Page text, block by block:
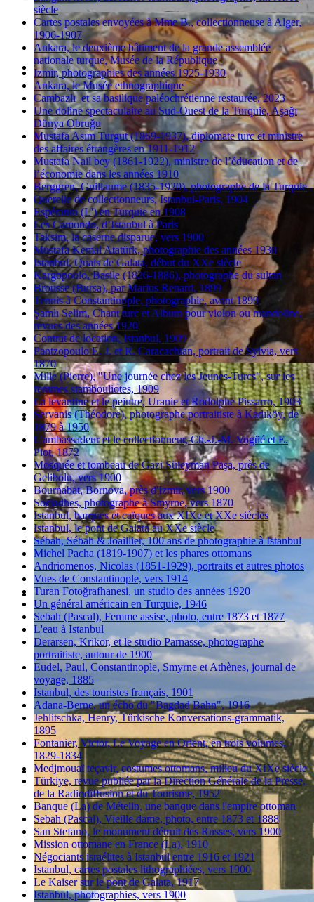
siècle
Cartes postales envoyées à Mme B., collectionneuse à Alger,
1906-1907
Ankara, le deuxième bâtiment de la grande assemblée
nationale turque, Musée de la République
Izmir, photographies des années 1925-1930
Ankara, le Musée ethnographique
Cambazlı et sa basilique paléochrétienne restaurée, 2023
Une doline spectaculaire au Sud-Ouest de la Turquie, Aşağı
Dünya Obruğu
Mustafa Asım Turgut (1869-1937), diplomate turc et ministre
des affaires étrangères en 1911-1912
Mustafa Nail bey (1861-1922), ministre de l’éducation et de
l’économie dans les années 1910
Berggren, Guillaume (1835-1920), photographe de la Turquie
Querelle de collectionneurs, Istanbul-Paris, 1904
Espéranto (L') en Turquie en 1908
Les Camondo, d’Istanbul à Paris
Taksim, la caserne disparue, vers 1900
Mustafa Kemal Atatürk, photographie des années 1930
Istanbul, Quais de Galata, début du XXe siècle
Kargopoulo, Basile (1826-1886), photographe du sultan
Brousse (Bursa), par Marius Renard, 1899
Tennis à Constantinople, photographie, avant 1899
Şamlı Selim, Chant turc et Album pour violon ou mandoline,
revues des années 1920
Contrat de location, Istanbul, 1909
Pantzopoulo E. J. et R. Caracachian, portrait de Sylvia, vers
1870
Mille (Pierre), "Une journée chez les Jeunes-Turcs", sur les
femmes stambouliotes, 1909
La levantine et le peintre, Uranie et Rodolphe Pissarro, 1903
Servanis (Théodore), photographe portraitiste à Kadıköy, de
1879 à 1950
L'ambassadeur et le collectionneur, Ch.-J.-M. Vogüé et E.
Piot, 1872
Mosquée et tombeau de Gazi Süleyman Paşa, près de
Gelibolu, vers 1900
Bournabat, Bornova, près d'Izmir, vers 1900
Sociadhes, photographe à Smyrne, vers 1870
Istanbul, barques et caïques aux XIXe et XXe siècles
Istanbul, le pont de Galata au XXe siècle
Sébah, Sébah & Joaillier, 100 ans de photographie à Istanbul
Michel Pacha (1819-1907) et les phares ottomans
Andriomenos, Nicolas (1851-1929), portraits et autres photos
Vues de Constantinople, vers 1914
Turan Fotoğrafhanesi, un studio des années 1920
Un général américain en Turquie, 1946
Sebah (Pascal), Femme assise, photo, entre 1873 et 1877
L'eau à Istanbul
Derarsen, Krikor, et le studio Parnasse, photographe
portraitiste, autour de 1900
Eudel, Paul, Constantinople, Smyrne et Athènes, journal de
voyage, 1885
Istanbul, des touristes français, 1901
Adana-Berne, un écho du "Bagdad Bahn", 1916
Jehlitschka, Henry, Türkische Konversations-grammatik,
1895
Fontanier, Victor, Le Voyage en Orient, en trois volumes,
1829-1834
Medjmouaï teçavir, costumes ottomans, milieu du XIXe siècle
Türkiye, revue publiée par la Direction Générale de la Presse,
de la Radiodiffusion et du Tourisme, 1952
Banque (La) de Mételin, une banque dans l'empire ottoman
Sebah (Pascal), Vieille dame, photo, entre 1873 et 1888
San Stefano, le monument détruit des Russes, vers 1900
Mission ottomane en France (La), 1910
Négociants israélites à Istanbul entre 1916 et 1921
Istanbul, cartes postales lithographiées, vers 1900
Le Kaiser sur le pont de Galata, 1917
Istanbul, photographies, vers 1900